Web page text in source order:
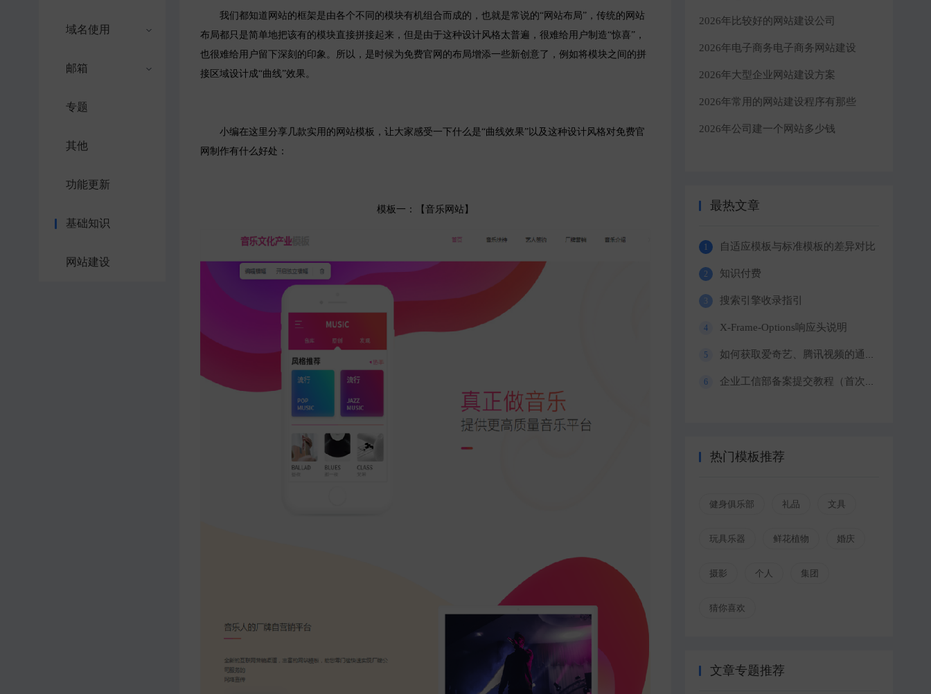
域名使用
邮箱
专题
其他
功能更新
基础知识
网站建设
我们都知道网站的框架是由各个不同的模块有机组合而成的，也就是常说的“网站布局”，传统的网站
布局都只是简单地把该有的模块直接拼接起来，但是由于这种设计风格太普遍，很难给用户制造“惊喜”，
也很难给用户留下深刻的印象。所以，是时候为免费官网的布局增添一些新创意了，例如将模块之间的拼
接区域设计成“曲线”效果。
小编在这里分享几款实用的网站模板，让大家感受一下什么是“曲线效果”以及这种设计风格对免费官
网制作有什么好处：
模板一：【音乐网站】
2026年比较好的网站建设公司
2026年电子商务电子商务网站建设
2026年大型企业网站建设方案
2026年常用的网站建设程序有那些
2026年公司建一个网站多少钱
最热文章
自适应模板与标准模板的差异对比
知识付费
搜索引擎收录指引
X-Frame-Options响应头说明
如何获取爱奇艺、腾讯视频的通用代码？
企业工信部备案提交教程（首次备案）
热门模板推荐
健身俱乐部 礼品 文具
玩具乐器 鲜花植物 婚庆
摄影 个人 集团
猜你喜欢
文章专题推荐